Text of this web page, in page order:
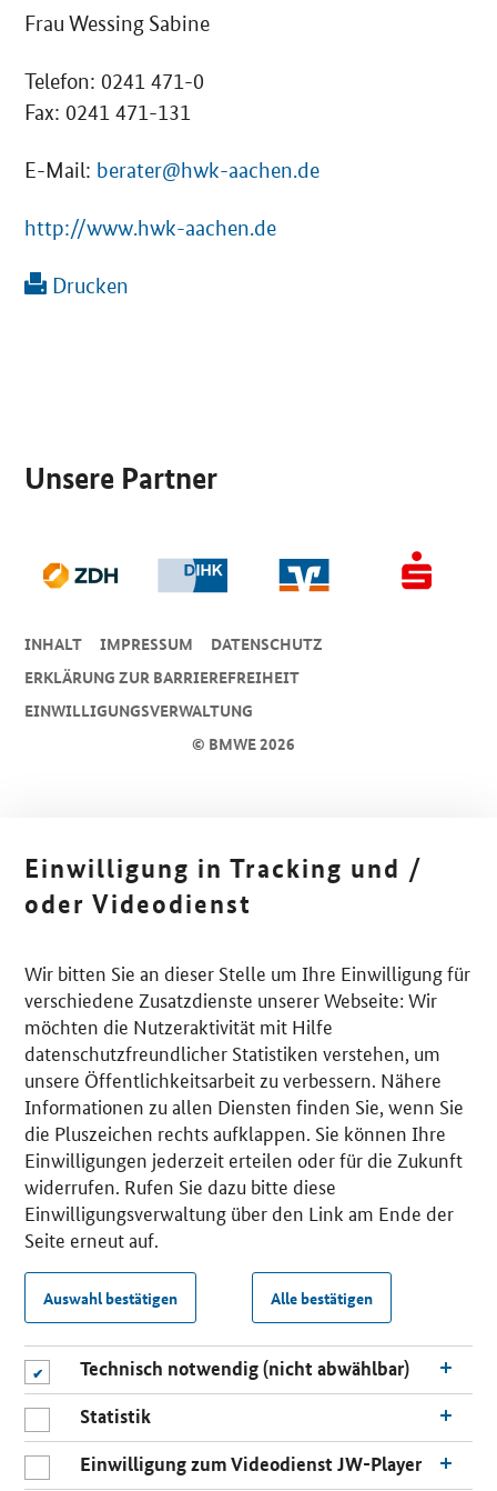
Frau Wessing Sabine
Telefon: 0241 471-0
Fax: 0241 471-131
E-Mail: berater@hwk-aachen.de
http://www.hwk-aachen.de
Drucken
Unsere Partner
© BMWE 2026
INHALT IMPRESSUM
DA­TEN­SCHUTZ
ERKLÄRUNG ZUR BARRIEREFREIHEIT
EINWILLIGUNGSVERWALTUNG
Einwilligung in Tracking und /
oder Videodienst
Wir bitten Sie an dieser Stelle um Ihre Einwilligung für
verschiedene Zusatzdienste unserer Webseite: Wir
möchten die Nutzeraktivität mit Hilfe
datenschutzfreundlicher Statistiken verstehen, um
unsere Öffentlichkeitsarbeit zu verbessern. Nähere
Informationen zu allen Diensten finden Sie, wenn Sie
die Pluszeichen rechts aufklappen. Sie können Ihre
Einwilligungen jederzeit erteilen oder für die Zukunft
widerrufen. Rufen Sie dazu bitte diese
Einwilligungsverwaltung über den Link am Ende der
Seite erneut auf.
Auswahl bestätigen Alle bestätigen
Technisch notwendig (nicht abwählbar)
Statistik
Einwilligung zum Videodienst JW-Player